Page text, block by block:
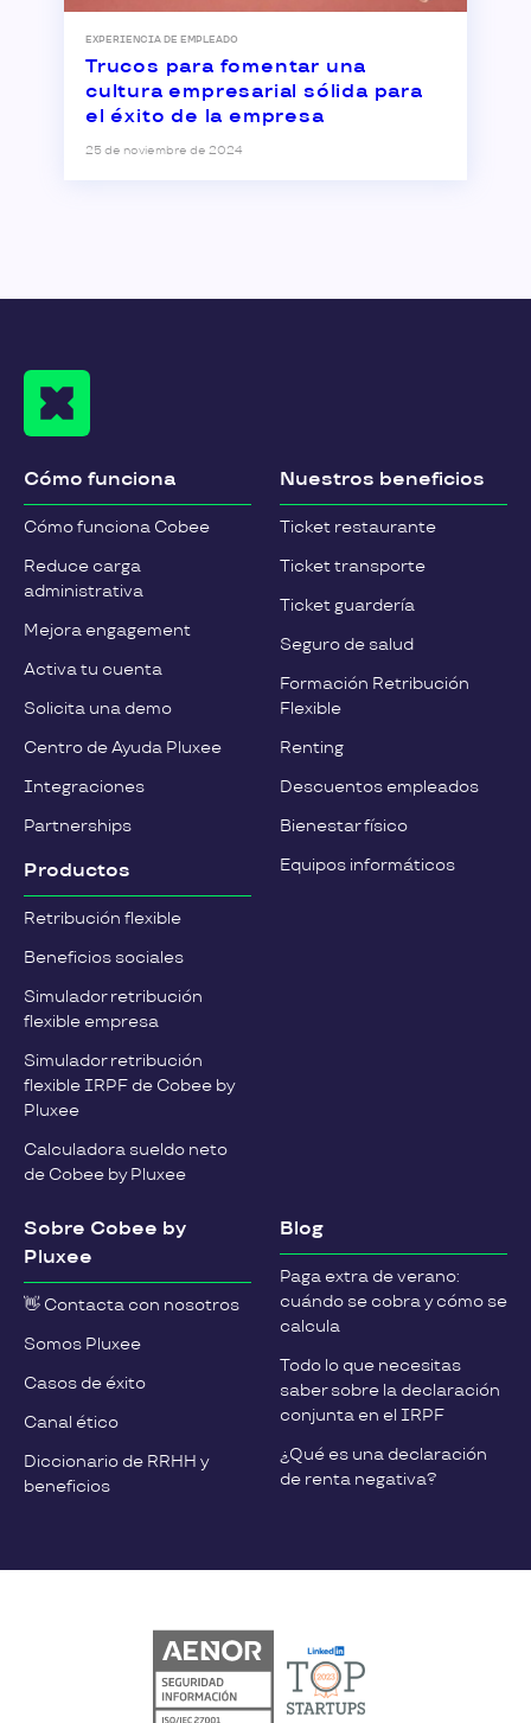
EXPERIENCIA DE EMPLEADO
Trucos para fomentar una
cultura empresarial sólida para
el éxito de la empresa
25 de noviembre de 2024
Cómo funciona
Cómo funciona Cobee
Reduce carga
administrativa
Mejora engagement
Activa tu cuenta
Solicita una demo
Centro de Ayuda Pluxee
Integraciones
Partnerships
Productos
Retribución flexible
Beneficios sociales
Simulador retribución
flexible empresa
Simulador retribución
flexible IRPF de Cobee by
Pluxee
Calculadora sueldo neto
de Cobee by Pluxee
Nuestros beneficios
Ticket restaurante
Ticket transporte
Ticket guardería
Seguro de salud
Formación Retribución
Flexible
Renting
Descuentos empleados
Bienestar físico
Equipos informáticos
Sobre Cobee by
Pluxee
👋 Contacta con nosotros
Somos Pluxee
Casos de éxito
Canal ético
Diccionario de RRHH y
beneficios
Blog
Paga extra de verano:
cuándo se cobra y cómo se
calcula
Todo lo que necesitas
saber sobre la declaración
conjunta en el IRPF
¿Qué es una declaración
de renta negativa?